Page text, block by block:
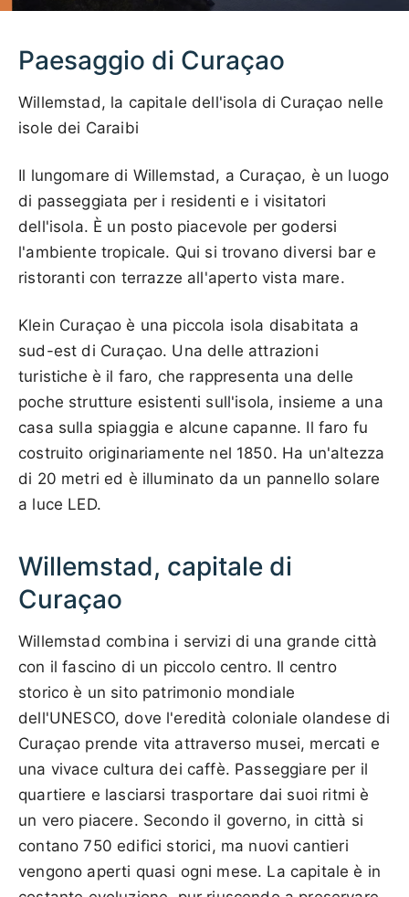
Paesaggio di Curaçao
Willemstad, la capitale dell'isola di Curaçao nelle
isole dei Caraibi
Il lungomare di Willemstad, a Curaçao, è un luogo
di passeggiata per i residenti e i visitatori
dell'isola. È un posto piacevole per godersi
l'ambiente tropicale. Qui si trovano diversi bar e
ristoranti con terrazze all'aperto vista mare.
Klein Curaçao è una piccola isola disabitata a
sud-est di Curaçao. Una delle attrazioni
turistiche è il faro, che rappresenta una delle
poche strutture esistenti sull'isola, insieme a una
casa sulla spiaggia e alcune capanne. Il faro fu
costruito originariamente nel 1850. Ha un'altezza
di 20 metri ed è illuminato da un pannello solare
a luce LED.
Willemstad, capitale di
Curaçao
Willemstad combina i servizi di una grande città
con il fascino di un piccolo centro. Il centro
storico è un sito patrimonio mondiale
dell'UNESCO, dove l'eredità coloniale olandese di
Curaçao prende vita attraverso musei, mercati e
una vivace cultura dei caffè. Passeggiare per il
quartiere e lasciarsi trasportare dai suoi ritmi è
un vero piacere. Secondo il governo, in città si
contano 750 edifici storici, ma nuovi cantieri
vengono aperti quasi ogni mese. La capitale è in